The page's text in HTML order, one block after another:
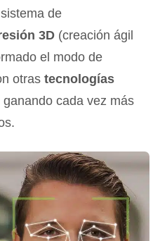
de
3D (creación ágil
el modo de
otras tecnologías
cada vez más